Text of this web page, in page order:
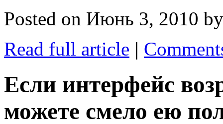
Posted on Июнь 3, 2010
Read full article |
Если интерфейс
можете смело ею